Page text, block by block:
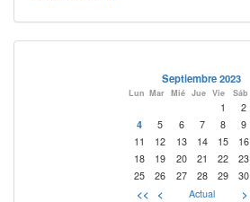
Septiembre 2023
Lun Mar Mié Jue Vie Sáb
1 2
4
5 6 7 8 9
11
12 13 14 15 16
18
19 20 21 22 23
25
26 27 28 29 30
<< < Actual >